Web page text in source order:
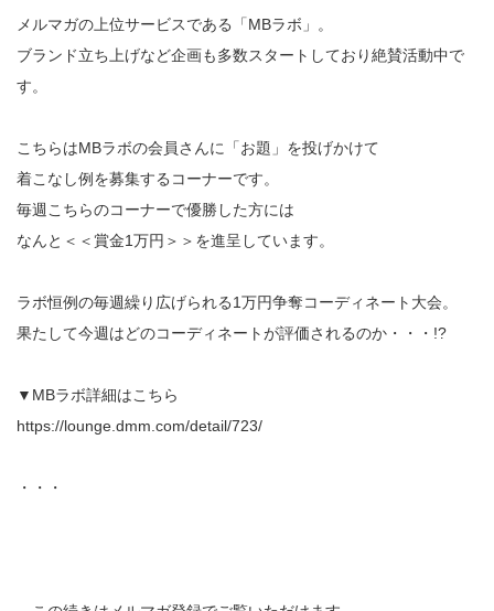
メルマガの上位サービスである「MBラボ」。
ブランド立ち上げなど企画も多数スタートしており絶賛活動中で
す。
こちらはMBラボの会員さんに「お題」を投げかけて
着こなし例を募集するコーナーです。
毎週こちらのコーナーで優勝した方には
なんと＜＜賞金1万円＞＞を進呈しています。
ラボ恒例の毎週繰り広げられる1万円争奪コーディネート大会。
果たして今週はどのコーディネートが評価されるのか・・・!?
▼MBラボ詳細はこちら
https://lounge.dmm.com/detail/723/
・・・